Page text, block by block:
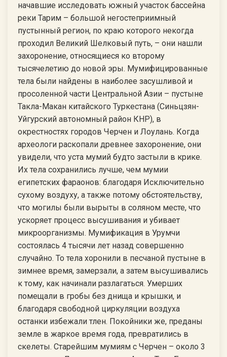
начавшие исследовать южный участок бассейна
реки Тарим – большой негостеприимный
пустынный регион, по краю которого некогда
проходил Великий Шелковый путь, – они нашли
захоронение, относящиеся ко второму
тысячелетию до новой эры. Мумифицированные
тела были найдены в наиболее засушливой и
просоленной части Центральной Азии – пустыне
Такла-Макан китайского Туркестана (Синьцзян-
Уйгурский автономный район КНР), в
окрестностях городов Черчен и Лоулань. Когда
археологи раскопали древнее захоронение, они
увидели, что уста мумий будто застыли в крике.
Их тела сохранились лучше, чем мумии
египетских фараонов: благодаря Исключительно
сухому воздуху, а также потому обстоятельству,
что могилы были вырыты в соляном месте, что
ускоряет процесс высушивания и убивает
микроорганизмы. Мумификация в Урумчи
состоялась 4 тысячи лет назад совершенно
случайно. То тела хоронили в песчаной пустыне в
зимнее время, замерзали, а затем высушивались
к тому, как начинали разлагаться. Умерших
помещали в гробы без днища и крышки, и
благодаря свободной циркуляции воздуха
останки избежали тлен. Покойники же, преданы
земле в жаркое время года, превратились в
скелеты. Старейшим мумиям с Черчен – около 3